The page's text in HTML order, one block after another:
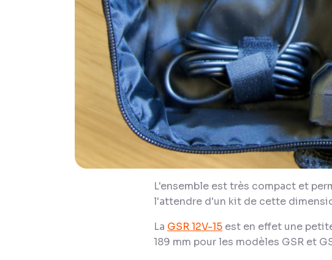
L'ensemble est très compact et
l'attendre d'un kit de cette
La GSR 12V-15 est en effet une
189 mm pour les modèles GSR et